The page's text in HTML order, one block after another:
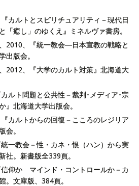
カルトとスピリチュアリティ－現代日
「癒し」のゆくえ』ミネルヴァ書房。
2010、『統一教会―日本宣教の戦略と
出版会。
2012、『大学のカルト対策』北海道大
ルト問題と公共性－裁判･メディア･宗
』北海道大学出版会。
カルトからの回復－こころのレジリア
会。
一教会－性・カネ・恨（ハン）から実
社。新書版全339頁。
仰か マインド・コントロールか－カ
。文庫版、384頁。